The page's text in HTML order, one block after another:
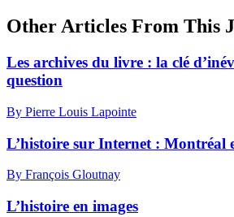
Other Articles From This
Les archives du livre : la clé
question
By Pierre Louis Lapointe
L’histoire sur Internet : Montréal
By François Gloutnay
L’histoire en images